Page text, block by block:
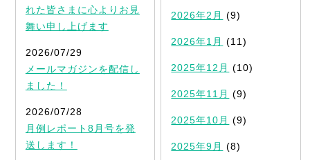
れた皆さまに心よりお見
舞い申し上げます
2026/07/29
メールマガジンを配信し
ました！
2026/07/28
月例レポート8月号を発
送します！
2026年2月 (9)
2026年1月 (11)
2025年12月 (10)
2025年11月 (9)
2025年10月 (9)
2025年9月 (8)